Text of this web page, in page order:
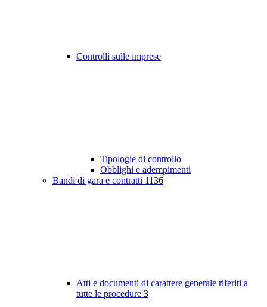
Controlli sulle imprese
Tipologie di controllo
Obblighi e adempimenti
Bandi di gara e contratti 1136
Atti e documenti di carattere generale riferiti a
tutte le procedure 3